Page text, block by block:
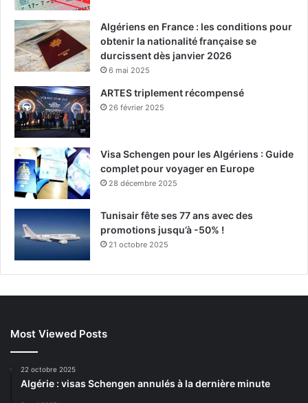
Algériens en France : les conditions pour
obtenir la nationalité française se
durcissent dès janvier 2026
6 mai 2025
ARTES triplement récompensé
26 février 2025
Visa Schengen pour les Algériens : Guide
complet pour voyager en Europe
28 décembre 2025
Tunisair fête ses 77 ans avec des
promotions jusqu’à -50% !
21 octobre 2025
Most Viewed Posts
22 octobre 2025
Algérie : visas Schengen annulés à la dernière minute